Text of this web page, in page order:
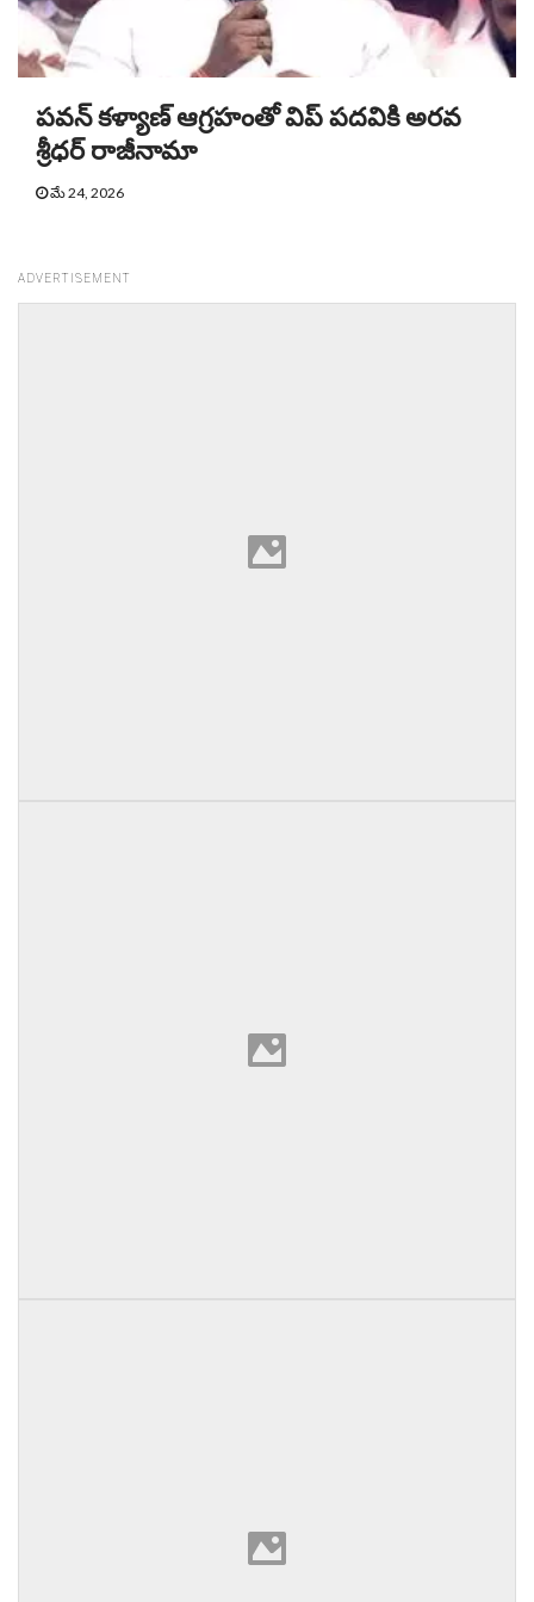
పవన్ కళ్యాణ్ ఆగ్రహంతో విప్‌ ‌పదవికి అరవ
శ్రీధర్‌ రాజీనామా
మే 24, 2026
ADVERTISEMENT